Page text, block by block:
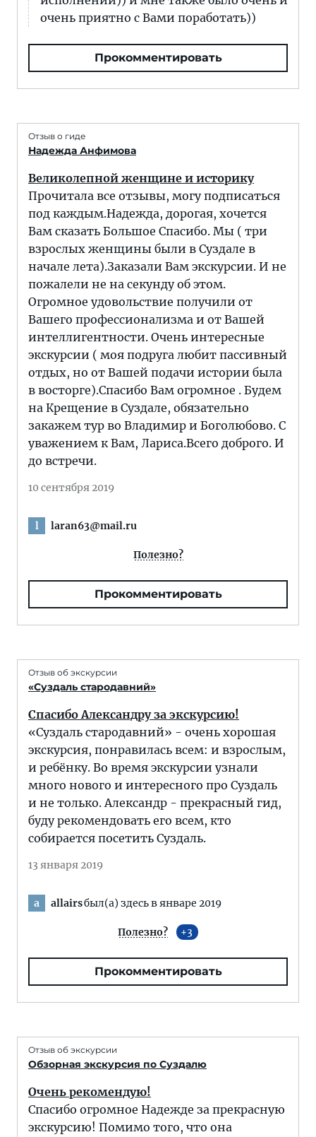
очень приятно с Вами поработать))
Прокомментировать
Отзыв о гиде
Надежда Анфимова
Великолепной женщине и историку
Прочитала все отзывы, могу подписаться
под каждым.Надежда, дорогая, хочется
Вам сказать Большое Спасибо. Мы ( три
взрослых женщины были в Суздале в
начале лета).Заказали Вам экскурсии. И не
пожалели не на секунду об этом.
Огромное удовольствие получили от
Вашего профессионализма и от Вашей
интеллигентности. Очень интересные
экскурсии ( моя подруга любит пассивный
отдых, но от Вашей подачи истории была
в восторге).Спасибо Вам огромное . Будем
на Крещение в Суздале, обязательно
закажем тур во Владимир и Боголюбово. С
уважением к Вам, Лариса.Всего доброго. И
до встречи.
10 сентября 2019
l laran63@mail.ru
Полезно?
Прокомментировать
Отзыв об экскурсии
«Суздаль стародавний»
Спасибо Александру за экскурсию!
«Суздаль стародавний» - очень хорошая
экскурсия, понравилась всем: и взрослым,
и ребёнку. Во время экскурсии узнали
много нового и интересного про Суздаль
и не только. Александр - прекрасный гид,
буду рекомендовать его всем, кто
собирается посетить Суздаль.
13 января 2019
a allairsбыл(а) здесь в январе 2019
Полезно? 3
Прокомментировать
Отзыв об экскурсии
Обзорная экскурсия по Суздалю
Очень рекомендую!
Спасибо огромное Надежде за прекрасную
экскурсию! Помимо того, что она